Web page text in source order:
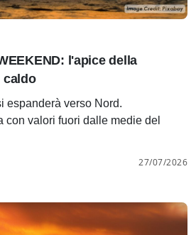
l'apice della
caldo
espanderà verso Nord.
con valori fuori dalle medie del
27/07/2026